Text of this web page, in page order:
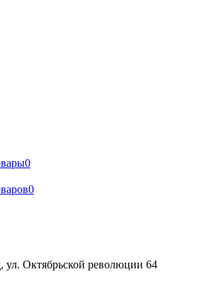
0
0
Октябрьской революции 64